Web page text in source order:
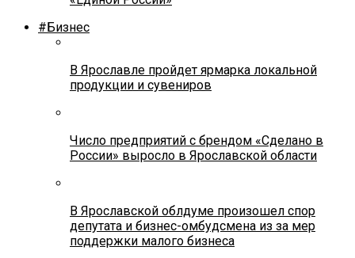
#Бизнес
В Ярославле пройдет ярмарка локальной
продукции и сувениров
Число предприятий с брендом «Сделано в
России» выросло в Ярославской области
В Ярославской облдуме произошел спор
депутата и бизнес-омбудсмена из за мер
поддержки малого бизнеса